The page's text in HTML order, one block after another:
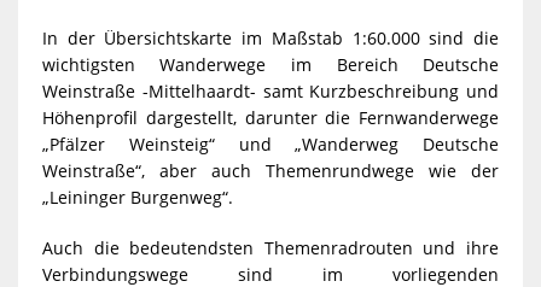
In der Übersichtskarte im Maßstab 1:60.000 sind die
wichtigsten Wanderwege im Bereich Deutsche
Weinstraße -Mittelhaardt- samt Kurzbeschreibung und
Höhenprofil dargestellt, darunter die Fernwanderwege
„Pfälzer Weinsteig“ und „Wanderweg Deutsche
Weinstraße“, aber auch Themenrundwege wie der
„Leininger Burgenweg“.
Auch die bedeutendsten Themenradrouten und ihre
Verbindungswege sind im vorliegenden